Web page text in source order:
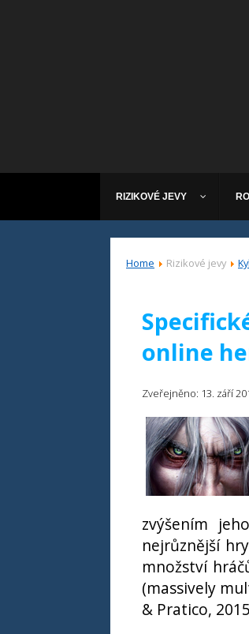
RIZIKOVÉ JEVY
Home Rizikové jevy
online
Zveřejněno: 13. září
zvýšením
nejrůznější
množství
(massively
& Pratico,